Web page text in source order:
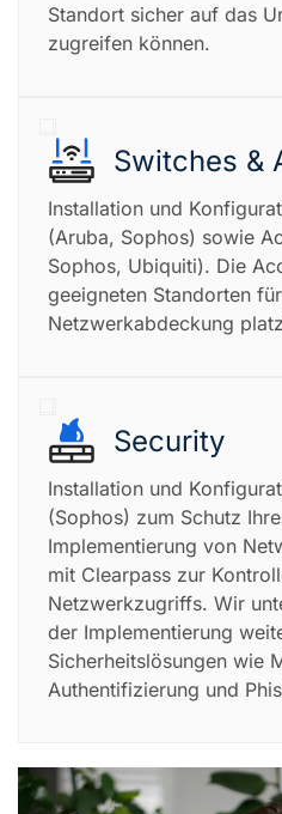
Standort sicher auf das
zugreifen können.
Switches &
Installation und
(Aruba, Sophos) sowie
Sophos, Ubiquiti). Die
geeigneten Standorten
Netzwerkabdeckung
Security
Installation und
(Sophos) zum Schutz
Implementierung von
mit Clearpass zur
Netzwerkzugriffs. Wir
der Implementierung
Sicherheitslösungen wie
Authentifizierung und